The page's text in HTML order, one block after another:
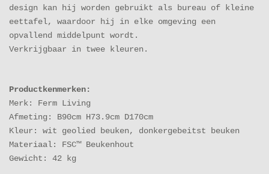
design kan hij worden gebruikt als bureau of kleine
eettafel, waardoor hij in elke omgeving een
opvallend middelpunt wordt.
Verkrijgbaar in twee kleuren.
Productkenmerken:
Merk: Ferm Living
Afmeting: B90cm H73.9cm D170cm
Kleur: wit geolied beuken, donkergebeitst beuken
Materiaal: FSC™ Beukenhout
Gewicht: 42 kg